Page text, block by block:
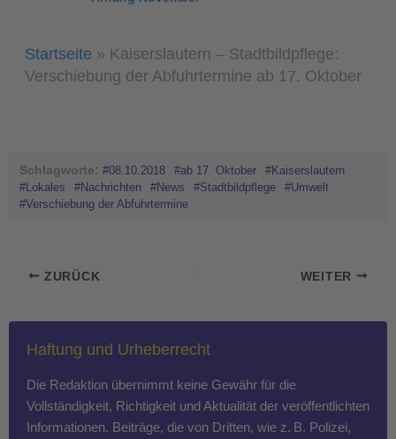
Startseite » Kaiserslautern – Stadtbildpflege:
Verschiebung der Abfuhrtermine ab 17. Oktober
Schlagworte: #08.10.2018 #ab 17. Oktober
#Kaiserslautern
#Lokales
#Nachrichten #News #Stadtbildpflege
#Umwelt
#Verschiebung der Abfuhrtermine
ZURÜCK WEITER
Haftung und Urheberrecht
Die Redaktion übernimmt keine Gewähr für die
Vollständigkeit, Richtigkeit und Aktualität der veröffentlichten
Informationen. Beiträge, die von Dritten, wie z. B. Polizei,